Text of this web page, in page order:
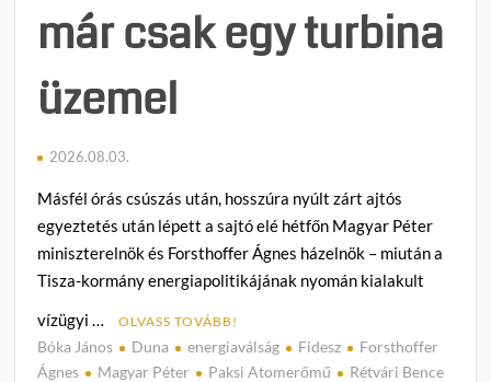
már csak egy turbina
üzemel
2026.08.03.
Másfél órás csúszás után, hosszúra nyúlt zárt ajtós
egyeztetés után lépett a sajtó elé hétfőn Magyar Péter
miniszterelnök és Forsthoffer Ágnes házelnök – miután a
Tisza-kormány energiapolitikájának nyomán kialakult
vízügyi …
OLVASS TOVÁBB!
Bóka János Duna energiaválság Fidesz
Forsthoffer
Ágnes
Magyar Péter Paksi Atomerőmű
Rétvári Bence